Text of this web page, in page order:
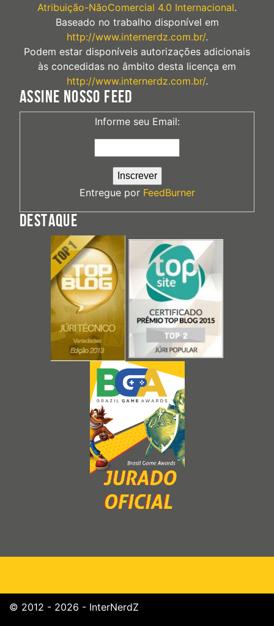
Atribuição-NãoComercial 4.0 Internacional.
Baseado no trabalho disponível em
http://www.internerdz.com.br/.
Podem estar disponíveis autorizações adicionais
às concedidas no âmbito desta licença em
http://www.internerdz.com.br/.
ASSINE NOSSO FEED
Informe seu Email:
Entregue por FeedBurner
DESTAQUE
© 2012 - 2026 - InterNerdZ